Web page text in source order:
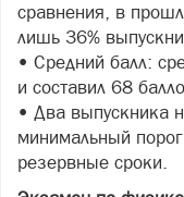
сравнения, в
лишь 36%
• Средний балл:
и составил 68
• Два выпускника
минимальный
резервные сроки.